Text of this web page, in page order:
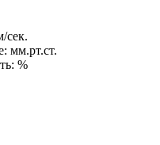
сек.
мм.рт.ст.
%